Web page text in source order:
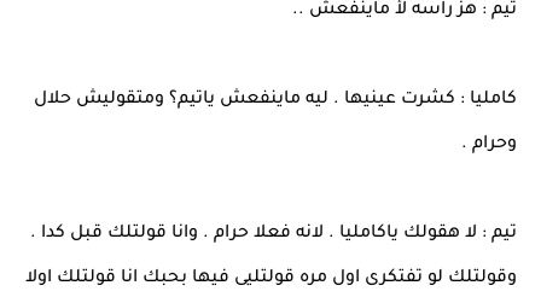
تيم : هز راسه لأ ماينفعش ..
كامليا : كشرت عينيها . ليه ماينفعش ياتيم؟ ومتقوليش حلال
وحرام .
تيم : لا هقولك ياكامليا . لانه فعلا حرام . وانا قولتلك قبل كدا .
وقولتلك لو تفتكرى اول مره قولتليى فيها بحبك انا قولتلك اولا